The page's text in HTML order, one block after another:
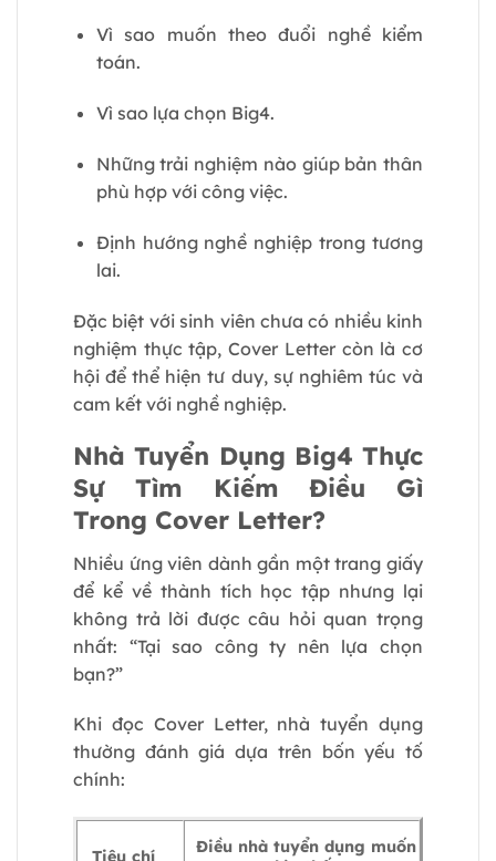
Vì sao muốn theo đuổi nghề kiểm
toán.
Vì sao lựa chọn Big4.
Những trải nghiệm nào giúp bản thân
phù hợp với công việc.
Định hướng nghề nghiệp trong tương
lai.
Đặc biệt với sinh viên chưa có nhiều kinh
nghiệm thực tập, Cover Letter còn là cơ
hội để thể hiện tư duy, sự nghiêm túc và
cam kết với nghề nghiệp.
Nhà Tuyển Dụng Big4 Thực
Sự Tìm Kiếm Điều Gì
Trong Cover Letter?
Nhiều ứng viên dành gần một trang giấy
để kể về thành tích học tập nhưng lại
không trả lời được câu hỏi quan trọng
nhất: “Tại sao công ty nên lựa chọn
bạn?”
Khi đọc Cover Letter, nhà tuyển dụng
thường đánh giá dựa trên bốn yếu tố
chính:
Tiêu chí
Điều nhà tuyển dụng muốn